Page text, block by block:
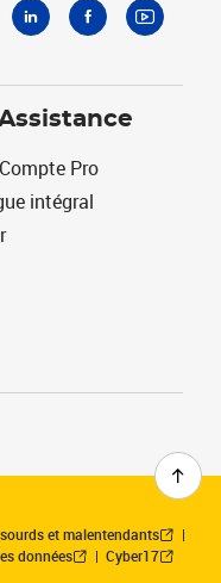
Pro
intégral
et malentendants
données Cyber17